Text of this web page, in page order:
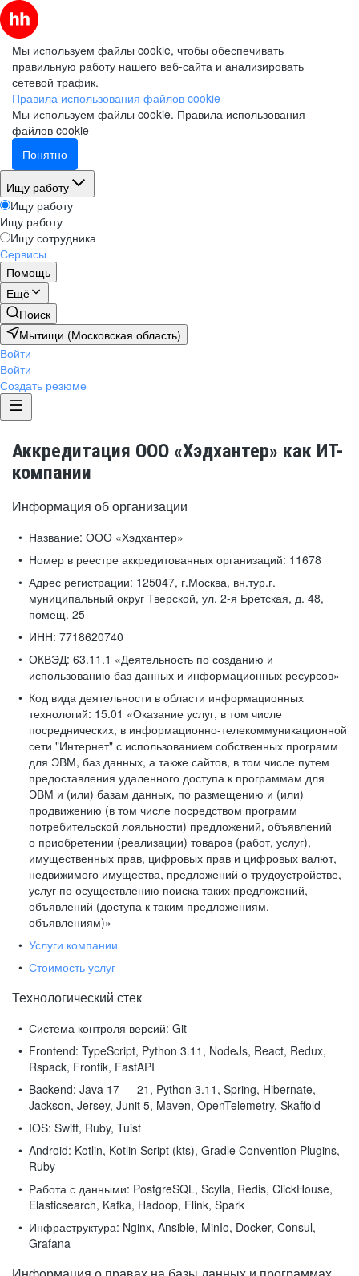
Мы используем файлы cookie, чтобы обеспечивать
правильную работу нашего веб-сайта и анализировать
сетевой трафик.
Правила использования файлов cookie
Мы используем файлы cookie. Правила использования
файлов cookie
Понятно
Ищу работу
Ищу работу
Ищу работу
Ищу сотрудника
Сервисы
Помощь
Ещё
Поиск
Мытищи (Московская область)
Войти
Войти
Создать резюме
Аккредитация ООО «Хэдхантер» как ИТ-
компании
Информация об организации
Название: ООО «Хэдхантер»
Номер в реестре аккредитованных организаций: 11678
Адрес регистрации: 125047, г.Москва, вн.тур.г.
муниципальный округ Тверской, ул. 2-я Бретская, д. 48,
помещ. 25
ИНН: 7718620740
ОКВЭД: 63.11.1 «Деятельность по созданию и
использованию баз данных и информационных ресурсов»
Код вида деятельности в области информационных
технологий: 15.01 «Оказание услуг, в том числе
посреднических, в информационно-телекоммуникационной
сети "Интернет" с использованием собственных программ
для ЭВМ, баз данных, а также сайтов, в том числе путем
предоставления удаленного доступа к программам для
ЭВМ и (или) базам данных, по размещению и (или)
продвижению (в том числе посредством программ
потребительской лояльности) предложений, объявлений
о приобретении (реализации) товаров (работ, услуг),
имущественных прав, цифровых прав и цифровых валют,
недвижимого имущества, предложений о трудоустройстве,
услуг по осуществлению поиска таких предложений,
объявлений (доступа к таким предложениям,
объявлениям)»
Услуги компании
Стоимость услуг
Технологический стек
Система контроля версий: Git
Frontend: TypeScript, Python 3.11, NodeJs, React, Redux,
Rspack, Frontik, FastAPI
Backend: Java 17 — 21, Python 3.11, Spring, Hibernate,
Jackson, Jersey, Junit 5, Maven, OpenTelemetry, Skaffold
IOS: Swift, Ruby, Tuist
Android: Kotlin, Kotlin Script (kts), Gradle Convention Plugins,
Ruby
Работа с данными: PostgreSQL, Scylla, Redis, ClickHouse,
Elasticsearch, Kafka, Hadoop, Flink, Spark
Инфраструктура: Nginx, Ansible, MinIo, Docker, Consul,
Grafana